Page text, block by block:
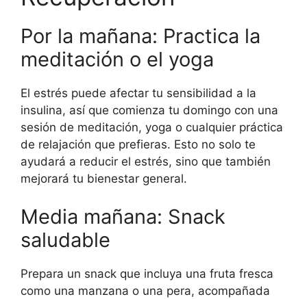
Por la mañana: Practica la
meditación o el yoga
El estrés puede afectar tu sensibilidad a la
insulina, así que comienza tu domingo con una
sesión de meditación, yoga o cualquier práctica
de relajación que prefieras. Esto no solo te
ayudará a reducir el estrés, sino que también
mejorará tu bienestar general.
Media mañana: Snack
saludable
Prepara un snack que incluya una fruta fresca
como una manzana o una pera, acompañada